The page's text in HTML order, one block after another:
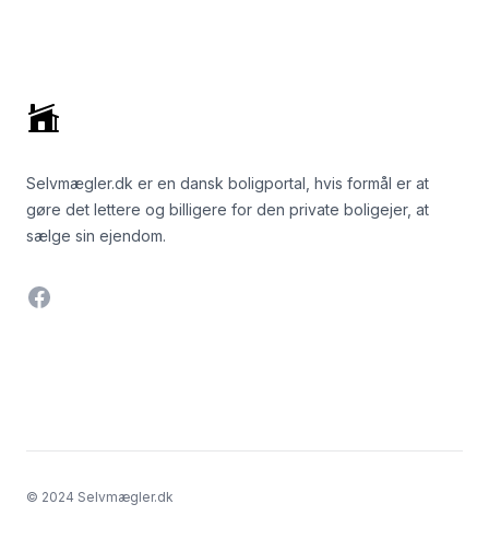
Selvmægler.dk er en dansk boligportal, hvis formål er at
gøre det lettere og billigere for den private boligejer, at
sælge sin ejendom.
Facebook
© 2024 Selvmægler.dk